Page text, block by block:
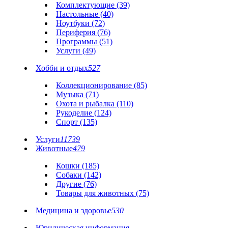
Комплектующие (39)
Настольные (40)
Ноутбуки (72)
Периферия (76)
Программы (51)
Услуги (49)
Хобби и отдых527
Коллекционирование (85)
Музыка (71)
Охота и рыбалка (110)
Рукоделие (124)
Спорт (135)
Услуги11739
Животные479
Кошки (185)
Собаки (142)
Другие (76)
Товары для животных (75)
Медицина и здоровье530